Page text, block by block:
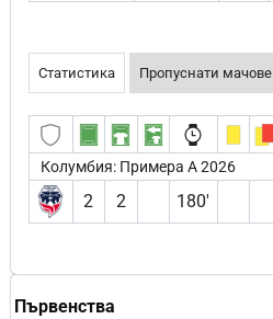
Първенства
Статистика Пропуснати мачове
Колумбия: Примера А 2026
2 2 180′